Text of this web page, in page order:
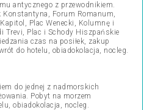
antycznego z przewodnikiem.
Konstantyna, Forum Romanum,
Plac Wenecki, Kolumnę i
Trevi, Plac i Schody Hiszpańskie
czas na posiłek, zakup
do hotelu, obiadokolacja, nocleg.
do jednej z nadmorskich
Pobyt na morzem
obiadokolacja, nocleg.